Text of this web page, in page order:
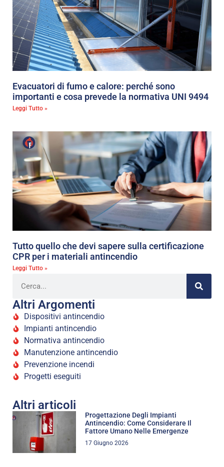
Evacuatori di fumo e calore: perché sono
importanti e cosa prevede la normativa UNI 9494
Leggi Tutto »
Tutto quello che devi sapere sulla certificazione
CPR per i materiali antincendio
Leggi Tutto »
Altri Argomenti
Dispositivi antincendio
Impianti antincendio
Normativa antincendio
Manutenzione antincendio
Prevenzione incendi
Progetti eseguiti
Altri articoli
Progettazione Degli Impianti
Antincendio: Come Considerare Il
Fattore Umano Nelle Emergenze
17 Giugno 2026